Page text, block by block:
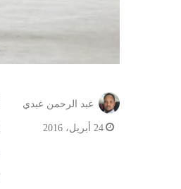
عبد الرحمن عبدي
24 أبريل، 2016